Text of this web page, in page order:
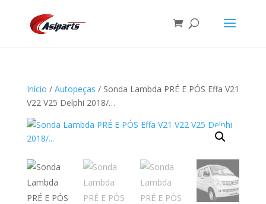
Início / Autopeças / Sonda Lambda PRÉ E PÓS Effa V21
V22 V25 Delphi 2018/…